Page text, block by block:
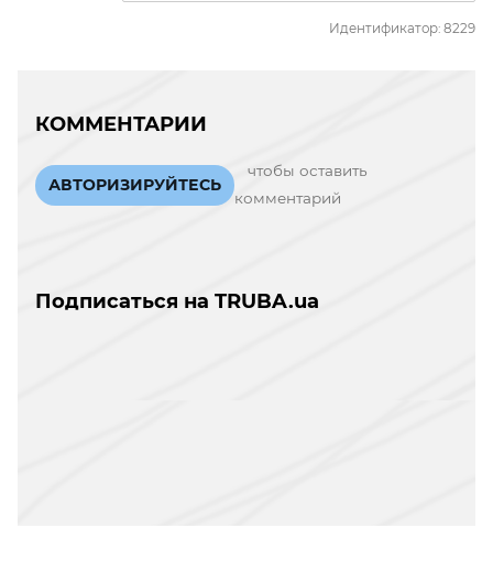
Идентификатор: 8229
КОММЕНТАРИИ
АВТОРИЗИРУЙТЕСЬ
чтобы оставить
комментарий
Подписаться на TRUBA.ua